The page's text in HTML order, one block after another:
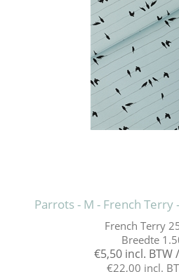
Parrots - M - French Terry
French Terry
Breedte
€5,50 incl. BTW
€22,00 incl.